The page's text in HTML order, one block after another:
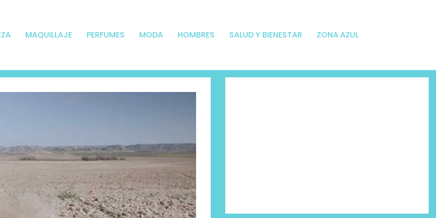
MAQUILLAJE PERFUMES MODA HOMBRES SALUD Y BIENESTAR ZONA AZUL